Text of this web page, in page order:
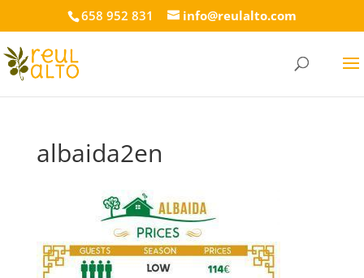
658 952 831 info@reulalto.com
albaida2en